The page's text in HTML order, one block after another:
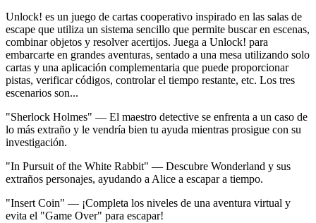
Unlock! es un juego de cartas cooperativo inspirado en las salas de
escape que utiliza un sistema sencillo que permite buscar en escenas,
combinar objetos y resolver acertijos. Juega a Unlock! para
embarcarte en grandes aventuras, sentado a una mesa utilizando solo
cartas y una aplicación complementaria que puede proporcionar
pistas, verificar códigos, controlar el tiempo restante, etc. Los tres
escenarios son...
"Sherlock Holmes" — El maestro detective se enfrenta a un caso de
lo más extraño y le vendría bien tu ayuda mientras prosigue con su
investigación.
"In Pursuit of the White Rabbit" — Descubre Wonderland y sus
extraños personajes, ayudando a Alice a escapar a tiempo.
"Insert Coin" — ¡Completa los niveles de una aventura virtual y
evita el "Game Over" para escapar!